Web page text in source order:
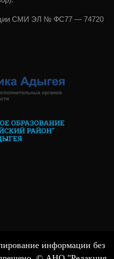
СМИ ЭЛ № ФС77 — 74720
информации без